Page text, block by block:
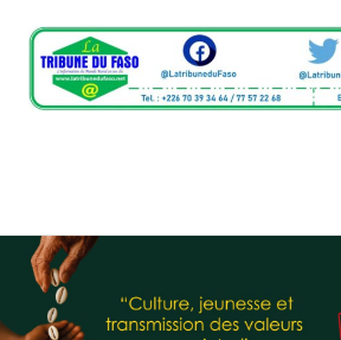
Skip
content
du
Faso
un
clic